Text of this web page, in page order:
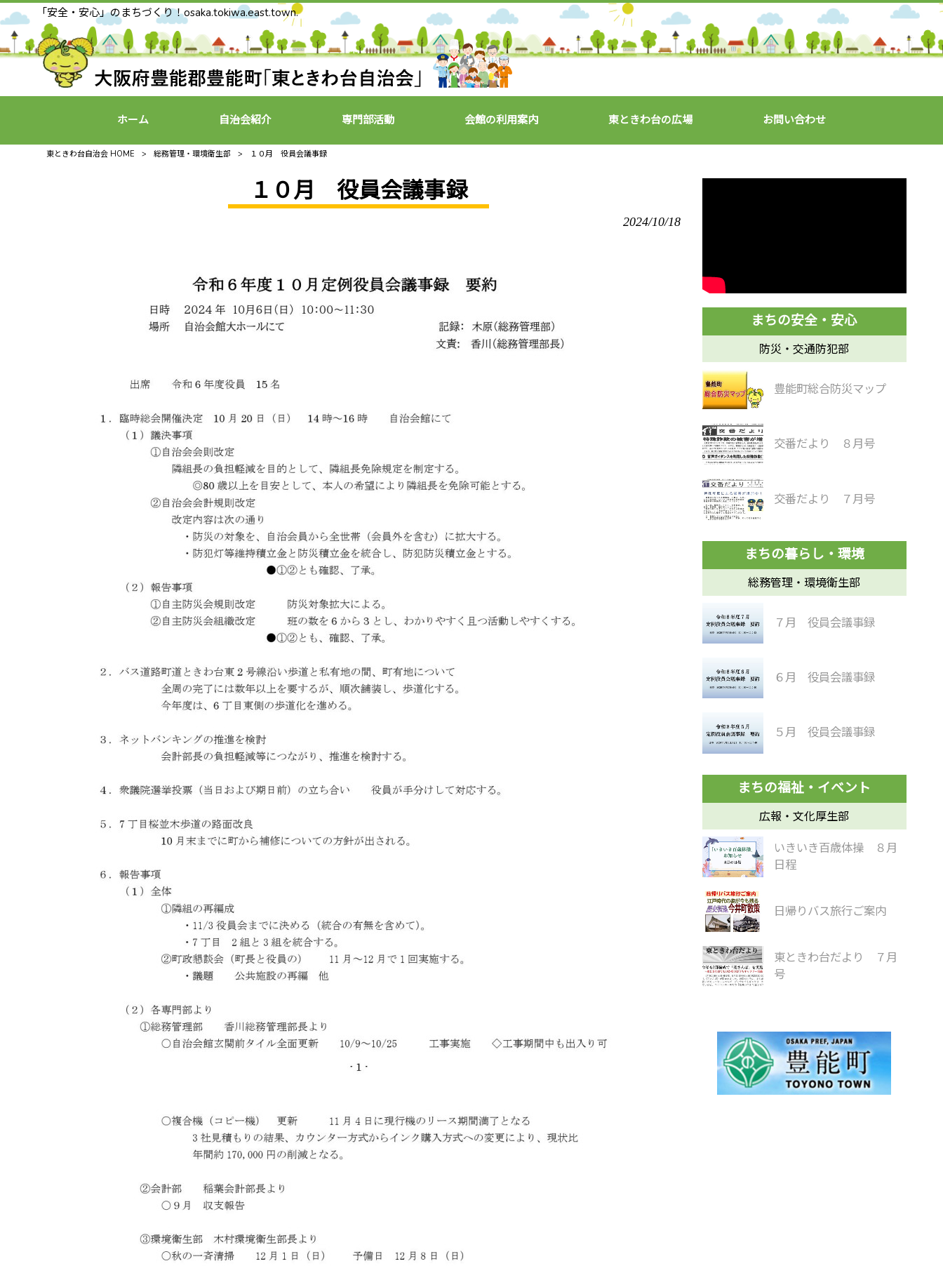
「安全・安心」のまちづくり！osaka.tokiwa.east.town.
ホーム 自治会紹介 専門部活動 会館の利用案内 東ときわ台の広場 お問い合わせ
東ときわ台自治会 HOME > 総務管理・環境衛生部 > １０月 役員会議事録
１０月 役員会議事録
2024/10/18
防災・交通防犯部
豊能町総合防災マップ
交番だより ８月号
交番だより ７月号
総務管理・環境衛生部
７月 役員会議事録
６月 役員会議事録
５月 役員会議事録
広報・文化厚生部
いきいき百歳体操 ８月
日程
日帰りバス旅行ご案内
東ときわ台だより ７月
号